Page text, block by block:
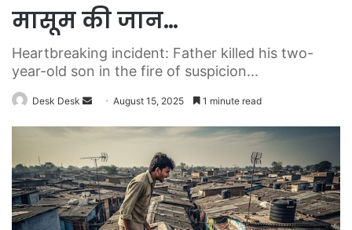
मासूम की जान…
Heartbreaking incident: Father killed his two-
year-old son in the fire of suspicion...
Desk Desk
SendAugust 15, 2025 1 minute read